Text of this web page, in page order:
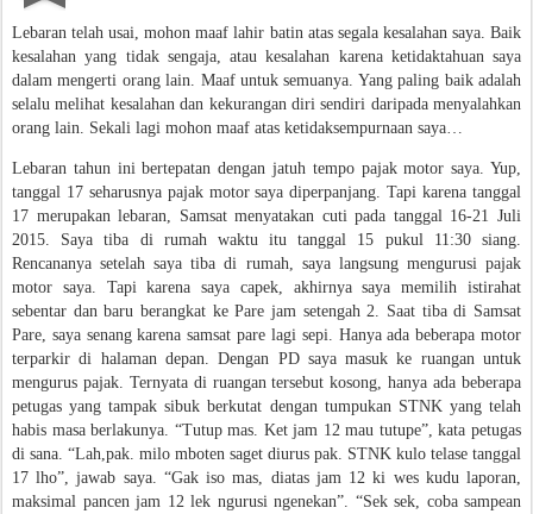
Lebaran telah usai, mohon maaf lahir batin atas segala kesalahan saya. Baik
kesalahan yang tidak sengaja, atau kesalahan karena ketidaktahuan saya
dalam mengerti orang lain. Maaf untuk semuanya. Yang paling baik adalah
selalu melihat kesalahan dan kekurangan diri sendiri daripada menyalahkan
orang lain. Sekali lagi mohon maaf atas ketidaksempurnaan saya…
Lebaran tahun ini bertepatan dengan jatuh tempo pajak motor saya. Yup,
tanggal 17 seharusnya pajak motor saya diperpanjang. Tapi karena tanggal
17 merupakan lebaran, Samsat menyatakan cuti pada tanggal 16-21 Juli
2015. Saya tiba di rumah waktu itu tanggal 15 pukul 11:30 siang.
Rencananya setelah saya tiba di rumah, saya langsung mengurusi pajak
motor saya. Tapi karena saya capek, akhirnya saya memilih istirahat
sebentar dan baru berangkat ke Pare jam setengah 2. Saat tiba di Samsat
Pare, saya senang karena samsat pare lagi sepi. Hanya ada beberapa motor
terparkir di halaman depan. Dengan PD saya masuk ke ruangan untuk
mengurus pajak. Ternyata di ruangan tersebut kosong, hanya ada beberapa
petugas yang tampak sibuk berkutat dengan tumpukan STNK yang telah
habis masa berlakunya. “Tutup mas. Ket jam 12 mau tutupe”, kata petugas
di sana. “Lah,pak. milo mboten saget diurus pak. STNK kulo telase tanggal
17 lho”, jawab saya. “Gak iso mas, diatas jam 12 ki wes kudu laporan,
maksimal pancen jam 12 lek ngurusi ngenekan”. “Sek sek, coba sampean